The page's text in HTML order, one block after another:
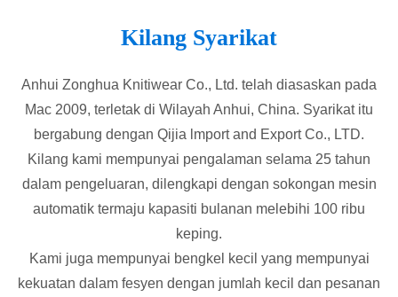
Kilang Syarikat
Anhui Zonghua Knitiwear Co., Ltd. telah diasaskan pada
Mac 2009, terletak di Wilayah Anhui, China. Syarikat itu
bergabung dengan Qijia lmport and Export Co., LTD.
Kilang kami mempunyai pengalaman selama 25 tahun
dalam pengeluaran, dilengkapi dengan sokongan mesin
automatik termaju kapasiti bulanan melebihi 100 ribu
keping.
Kami juga mempunyai bengkel kecil yang mempunyai
kekuatan dalam fesyen dengan jumlah kecil dan pesanan